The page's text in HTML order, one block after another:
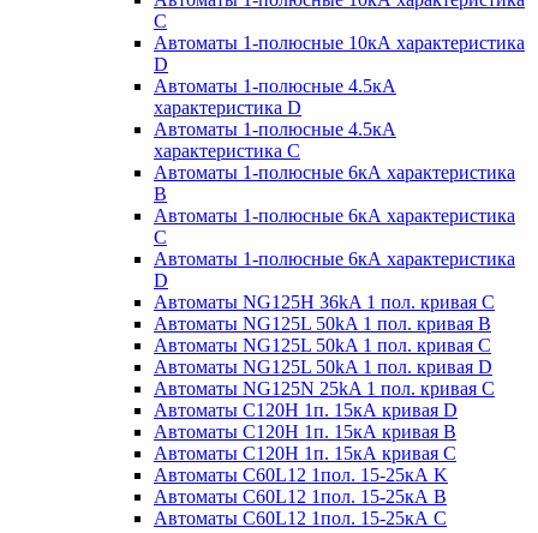
C
Автоматы 1-полюсные 10кА характеристика
D
Автоматы 1-полюсные 4.5кА
характеристика D
Автоматы 1-полюсные 4.5кА
характеристика С
Автоматы 1-полюсные 6кА характеристика
B
Автоматы 1-полюсные 6кА характеристика
C
Автоматы 1-полюсные 6кА характеристика
D
Автоматы NG125H 36kA 1 пол. кривая C
Автоматы NG125L 50kA 1 пол. кривая B
Автоматы NG125L 50kA 1 пол. кривая C
Автоматы NG125L 50kA 1 пол. кривая D
Автоматы NG125N 25kA 1 пол. кривая C
Автоматы С120H 1п. 15кА кривая D
Автоматы С120H 1п. 15кА кривая В
Автоматы С120H 1п. 15кА кривая С
Автоматы С60L12 1пол. 15-25кА K
Автоматы С60L12 1пол. 15-25кА В
Автоматы С60L12 1пол. 15-25кА С